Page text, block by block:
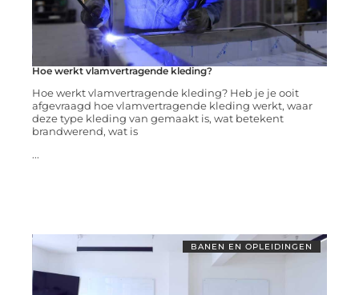
Hoe werkt vlamvertragende kleding?
Hoe werkt vlamvertragende kleding? Heb je je ooit
afgevraagd hoe vlamvertragende kleding werkt, waar
deze type kleding van gemaakt is, wat betekent
brandwerend, wat is
...
BANEN EN OPLEIDINGEN